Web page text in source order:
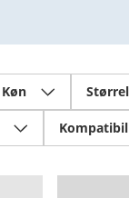
Køn